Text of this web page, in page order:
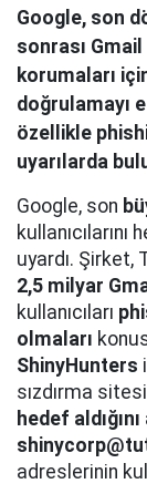
Google, son
sonrası Gmail
korumaları
doğrulamayı
özellikle
uyarılarda
Google, son
uyardı.
2,5 milyar
kullanıcıları
olmaları
ShinyHunters
sızdırma
hedef aldığını
adreslerinin